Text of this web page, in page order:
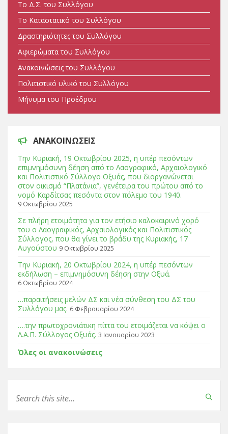
Tο Δ.Σ. του Συλλόγου
Tο Καταστατικό του Συλλόγου
Δραστηριότητες του Συλλόγου
Αφιερώματα του Συλλόγου
Ανακοινώσεις του Συλλόγου
Πολιτιστικό υλικό του Συλλόγου
Μήνυμα του Προέδρου
ΑΝΑΚΟΙΝΩΣΕΙΣ
Tην Κυριακή, 19 Οκτωβρίου 2025, η υπέρ πεσόντων
επιμνημόσυνη δέηση από το Λαογραφικό, Αρχαιολογικό
και Πολιτιστικό Σύλλογο Οξυάς, που διοργανώνεται
στον οικισμό “Πλατάνια”, γενέτειρα του πρώτου από το
νομό Καρδίτσας πεσόντα στον πόλεμο του 1940.
9 Οκτωβρίου 2025
Σε πλήρη ετοιμότητα για τον ετήσιο καλοκαιρινό χορό
του ο Λαογραφικός, Αρχαιολογικός και Πολιτιστικός
Σύλλογος, που θα γίνει το βράδυ της Κυριακής, 17
Αυγούστου 9 Οκτωβρίου 2025
Tην Κυριακή, 20 Οκτωβρίου 2024, η υπέρ πεσόντων
εκδήλωση – επιμνημόσυνη δέηση στην Οξυά.
6 Οκτωβρίου 2024
…παραιτήσεις μελών ΔΣ και νέα σύνθεση του ΔΣ του
Συλλόγου μας. 6 Φεβρουαρίου 2024
….την πρωτοχρονιάτικη πίττα του ετοιμάζεται να κόψει ο
Λ.Α.Π. Σύλλογος Οξυάς. 3 Ιανουαρίου 2023
Όλες οι ανακοινώσεις